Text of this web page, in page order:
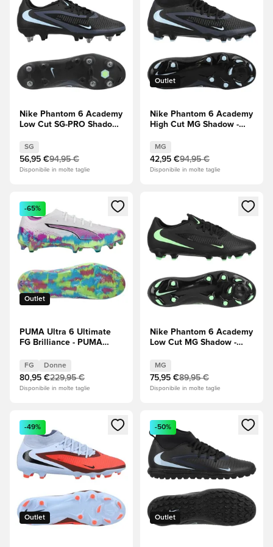
Nike Phantom 6 Academy
Low Cut SG-PRO Shadow
SG
56,95 €94,95 €
Disponibile in molte taglie
Outlet
Nike Phantom 6 Academy
High Cut MG Shadow -
MG
42,95 €94,95 €
Disponibile in molte taglie
Apre una finestra modale per accedere o registrarsi come
Outlet
-65%
PUMA Ultra 6 Ultimate
FG Brilliance - PUMA
Apple/Bright Aqua
(Blu)/Magenta puro Donna
EDIZIONE LIMITATA
FG Donne
80,95 €229,95 €
Disponibile in molte taglie
Apre una finestra modale
Nike Phantom 6 Academy
Low Cut MG Shadow -
MG
75,95 €89,95 €
Disponibile in molte taglie
Apre una finestra modale per accedere o registrarsi come
Outlet
-49%
Apre una finestra modale
Outlet
-50%